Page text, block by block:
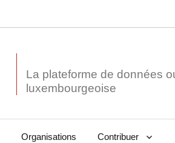
La plateforme de données
Organisations Contribuer